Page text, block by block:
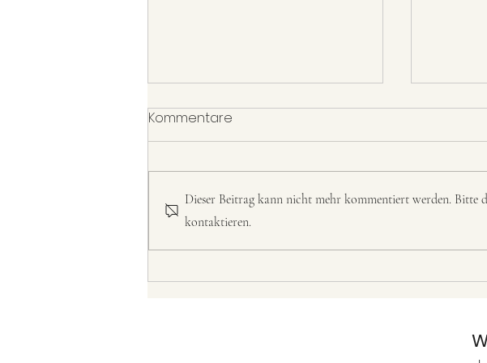
Warum wir es uns im Winter
machen
Zeigt
Kommentare
Dieser Beitrag kann nicht mehr kommentiert werden. Bitte
kontaktieren.